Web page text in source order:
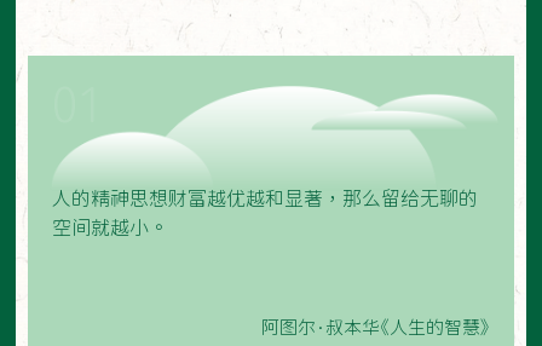
人的精神思想财富越优越和显著，那么留给无聊的
空间就越小。
阿图尔·叔本华《人生的智慧》